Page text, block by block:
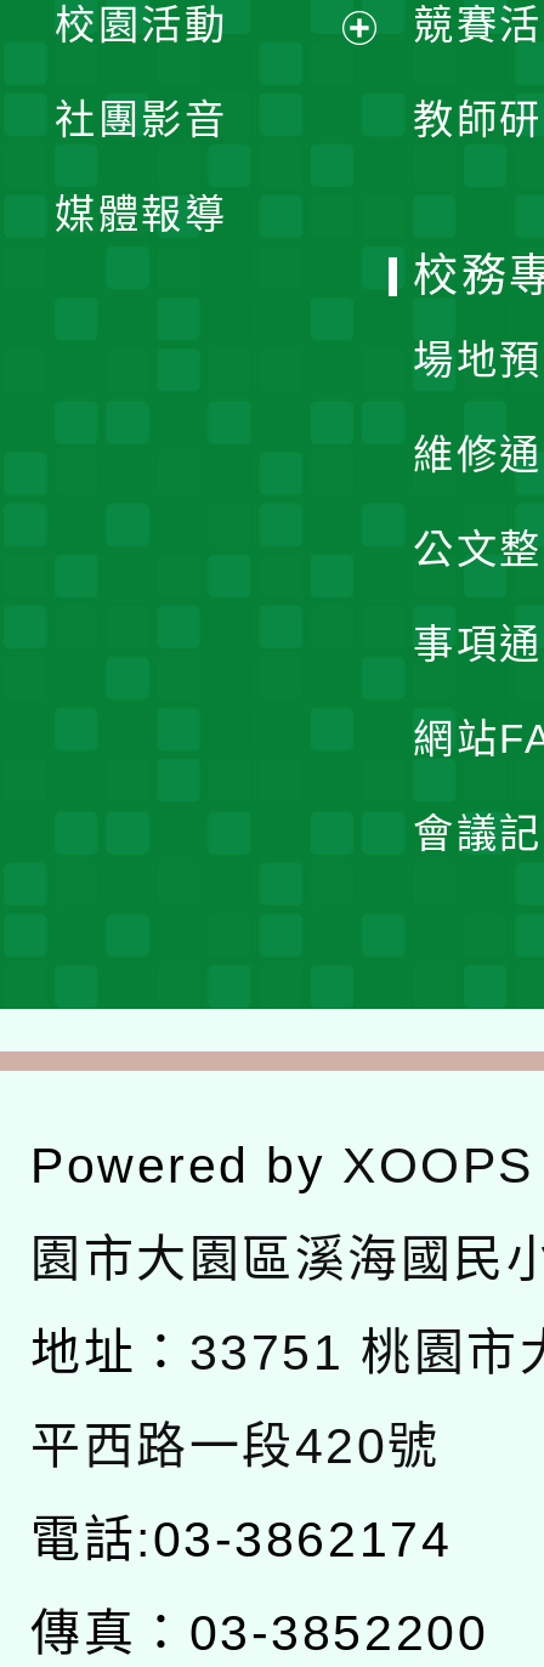
競賽
教師
開
校園活動
社團影音
媒體報導
校務
場地
維修
公文
事項
網站
會議
Powered by XOOPS
園市大園區溪海國民
地址： 33751 桃園市
平西路一段420號
電話:03-3862174
傳真：03-3852200